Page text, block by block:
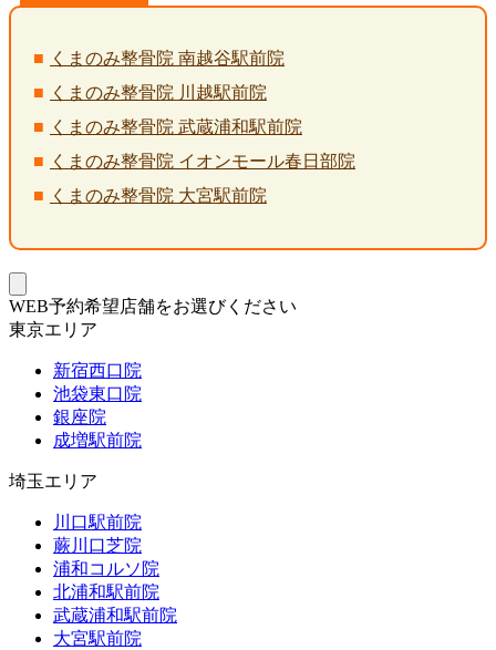
くまのみ整骨院 南越谷駅前院
くまのみ整骨院 川越駅前院
くまのみ整骨院 武蔵浦和駅前院
くまのみ整骨院 イオンモール春日部院
くまのみ整骨院 大宮駅前院
WEB予約希望店舗をお選びください
東京エリア
新宿西口院
池袋東口院
銀座院
成増駅前院
埼玉エリア
川口駅前院
蕨川口芝院
浦和コルソ院
北浦和駅前院
武蔵浦和駅前院
大宮駅前院